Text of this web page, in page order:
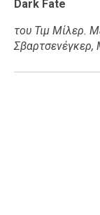
Dark Fate
του Τιμ Μίλερ.
Σβαρτσενέγκερ,